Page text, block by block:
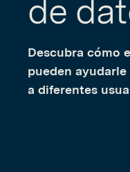
de
Descubra cómo
pueden
a diferentes